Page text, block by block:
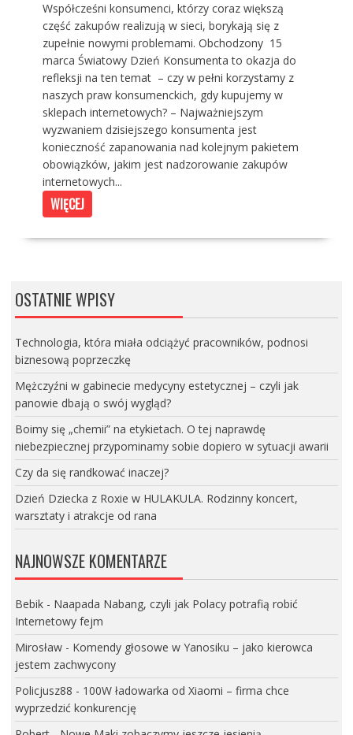
Współcześni konsumenci, którzy coraz większą
część zakupów realizują w sieci, borykają się z
zupełnie nowymi problemami. Obchodzony 15
marca Światowy Dzień Konsumenta to okazja do
refleksji na ten temat – czy w pełni korzystamy z
naszych praw konsumenckich, gdy kupujemy w
sklepach internetowych? – Najważniejszym
wyzwaniem dzisiejszego konsumenta jest
konieczność zapanowania nad kolejnym pakietem
obowiązków, jakim jest nadzorowanie zakupów
internetowych...
WIĘCEJ
OSTATNIE WPISY
Technologia, która miała odciążyć pracowników, podnosi
biznesową poprzeczkę
Mężczyźni w gabinecie medycyny estetycznej – czyli jak
panowie dbają o swój wygląd?
Boimy się „chemii” na etykietach. O tej naprawdę
niebezpiecznej przypominamy sobie dopiero w sytuacji awarii
Czy da się randkować inaczej?
Dzień Dziecka z Roxie w HULAKULA. Rodzinny koncert,
warsztaty i atrakcje od rana
NAJNOWSZE KOMENTARZE
Bebik- Naapada Nabang, czyli jak Polacy potrafią robić
Internetowy fejm
Mirosław- Komendy głosowe w Yanosiku – jako kierowca
jestem zachwycony
Policjusz88 - 100W ładowarka od Xiaomi – firma chce
wyprzedzić konkurencję